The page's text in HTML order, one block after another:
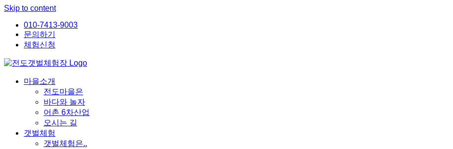
Skip to content
010-7413-9003
문의하기
체험신청
마을소개
전도마을은
바다와 놀자
어촌 6차산업
오시는 길
갯벌체험
갯벌체험은..